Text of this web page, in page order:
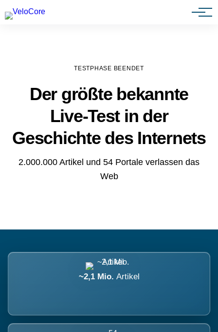
Agenturen & Webdesigner
TESTPHASE BEENDET
Der größte bekannte
Live-Test in der
Geschichte des Internets
2.000.000 Artikel und 54 Portale verlassen das
Web
~2,1 Mio. Artikel